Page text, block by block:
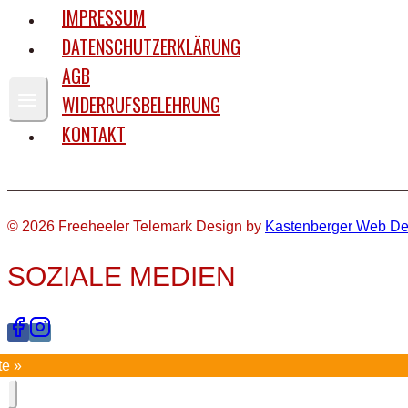
IMPRESSUM
DATENSCHUTZERKLÄRUNG
AGB
WIDERRUFSBELEHRUNG
KONTAKT
© 2026 Freeheeler Telemark Design by Kastenberger Web
SOZIALE MEDIEN
»